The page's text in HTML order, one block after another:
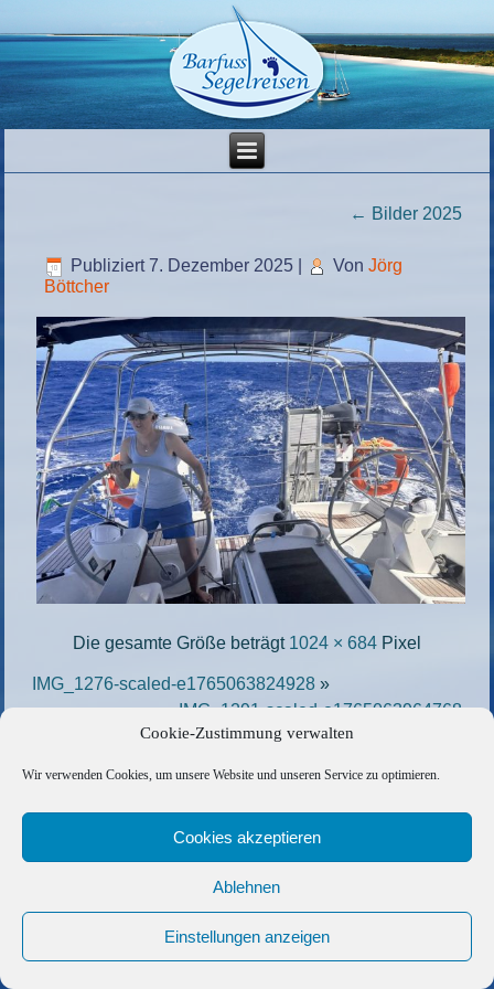
Cookie-Zustimmung verwalten
Wir verwenden Cookies, um unsere Website und unseren Service zu optimieren.
Cookies akzeptieren
Ablehnen
Einstellungen anzeigen
← Bilder 2025
Publiziert 7. Dezember 2025 Von Jörg
Böttcher
Die gesamte Größe beträgt 1024 × 684 Pixel
IMG_1276-scaled-e1765063824928 »
«IMG_1291-scaled-e1765063964768
Copyright © 2026 Barfuss Segelreisen GmbH
Kontakt|Impressum|Datenschutz|Cookie-Richtlinie|
AGB|Befreundete Links